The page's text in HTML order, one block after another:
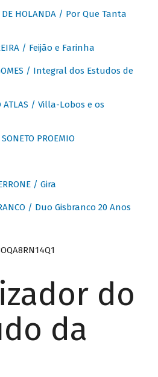
DE HOLANDA / Por Que Tanta
/ Feijão e Farinha
/ Integral dos Estudos de
ATLAS / Villa-Lobos e os
PROEMIO
/ Gira
/ Duo Gisbranco 20 Anos
do
da